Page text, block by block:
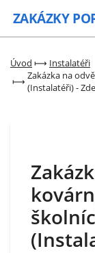
ZAKÁZKY
Úvod ⟼ Instalatéři
⟼ Zakázka na
(Instalatéři) -